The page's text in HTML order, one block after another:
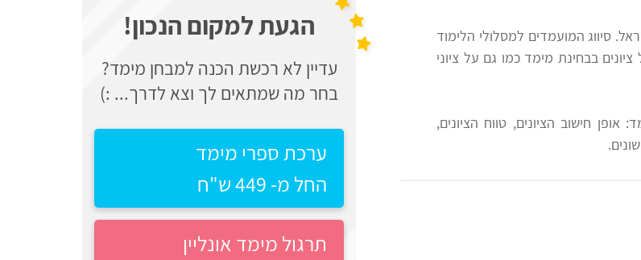
סיווג המועמדים למסלולי הלימוד
בבחינת מימד כמו גם על ציוני
חישוב הציונים, טווח הציונים,
הגעת למקום הנכון!
עדיין לא רכשת הכנה למבחן מימד?
בחר מה שמתאים לך וצא לדרך... :)
ערכת ספרי מימד
החל מ- 449 ש"ח
תרגול מימד אונליין